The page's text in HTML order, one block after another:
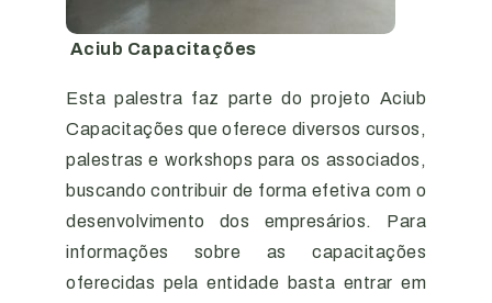
Aciub Capacitações
Esta palestra faz parte do projeto Aciub
Capacitações que oferece diversos cursos,
palestras e workshops para os associados,
buscando contribuir de forma efetiva com o
desenvolvimento dos empresários. Para
informações sobre as capacitações
oferecidas pela entidade basta entrar em